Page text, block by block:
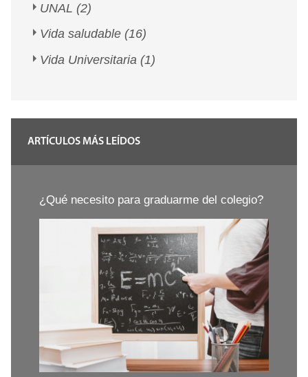
UNAL (2)
Vida saludable (16)
Vida Universitaria (1)
ARTÍCULOS MÁS LEÍDOS
¿Qué necesito para graduarme del colegio?